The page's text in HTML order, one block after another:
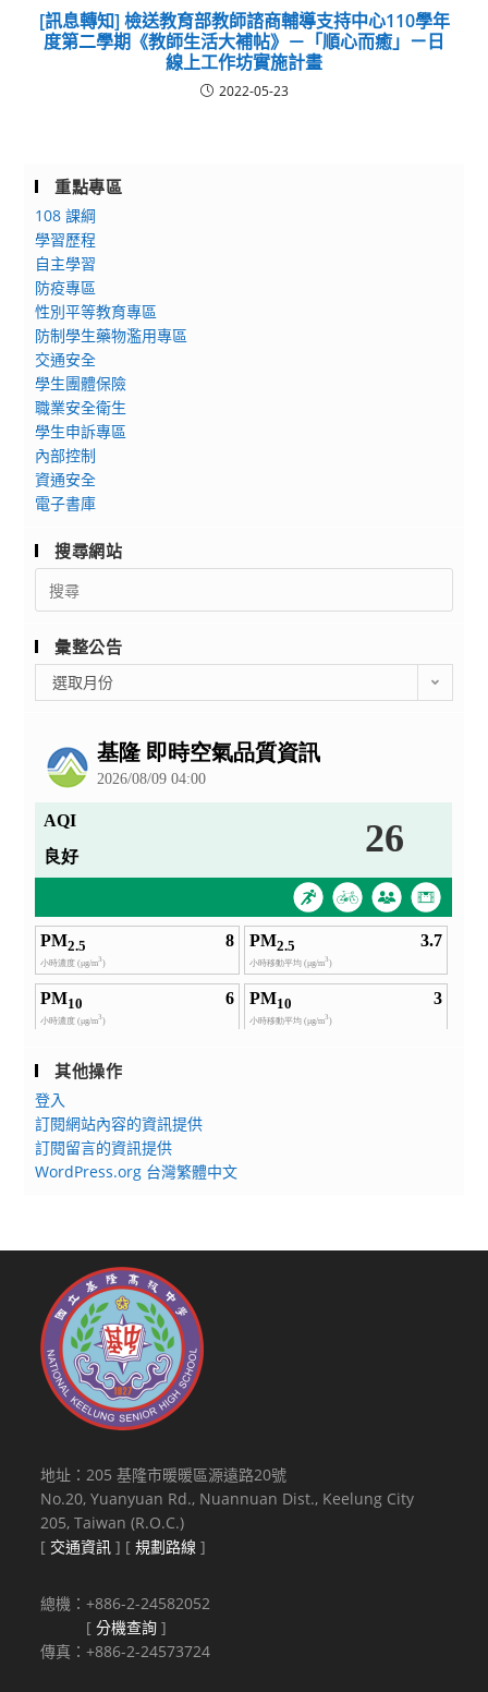
[訊息轉知] 檢送教育部教師諮商輔導支持中心110學年
度第二學期《教師生活大補帖》－「順心而癒」ㄧ日
線上工作坊實施計畫
2022-05-23
重點專區
108 課綱
學習歷程
自主學習
防疫專區
性別平等教育專區
防制學生藥物濫用專區
交通安全
學生團體保險
職業安全衛生
學生申訴專區
內部控制
資通安全
電子書庫
搜尋網站
Search
for:
彙整公告
整
選取月份
其他操作
登入
訂閱網站內容的資訊提供
訂閱留言的資訊提供
WordPress.org 台灣繁體中文
地址：205 基隆市暖暖區源遠路20號
No.20, Yuanyuan Rd., Nuannuan Dist., Keelung City
205, Taiwan (R.O.C.)
[ 交通資訊 ] [規劃路線 ]
總機：+886-2-24582052
[分機查詢 ]
傳真：+886-2-24573724